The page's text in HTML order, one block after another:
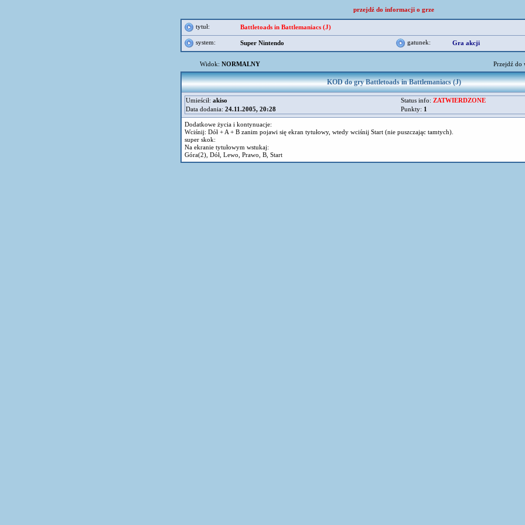
przejdź do informacji o grze
tytuł: Battletoads in Battlemaniacs (J)
system: Super Nintendo gatunek: Gra akcji
Widok: NORMALNY Przejdź do
KOD do gry Battletoads in Battlemaniacs (J)
Umieścił: akiso Status info: ZATWIERDZONE
Data dodania: 24.11.2005, 20:28 Punkty: 1
Dodatkowe życia i kontynuacje:
Wciśnij: Dół + A + B zanim pojawi się ekran tytułowy, wtedy wciśnij Start (nie puszczając tamtych).
super skok:
Na ekranie tytułowym wstukaj:
Góra(2), Dół, Lewo, Prawo, B, Start